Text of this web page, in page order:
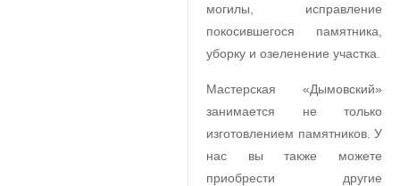
могилы, исправление
покосившегося памятника,
уборку и озеленение участка.
Мастерская «Дымовский»
занимается не только
изготовлением памятников. У
нас вы также можете
приобрести другие